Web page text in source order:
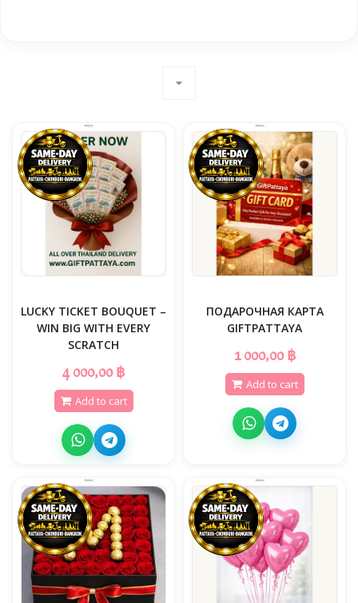
arrow_drop_down
LUCKY TICKET BOUQUET –
WIN BIG WITH EVERY
SCRATCH
4 000,00 ฿
Add to cart
ПОДАРОЧНАЯ КАРТА
GIFTPATTAYA
1 000,00 ฿
Add to cart